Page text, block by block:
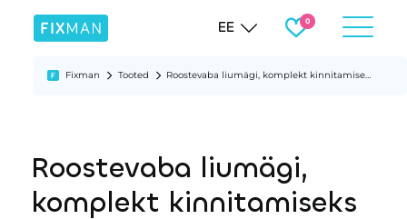
EE
Fixman Tooted Roostevaba liumägi, komplekt kinnitamiseks h 2.25 - 2.5 m x 0.5 m
Roostevaba liumägi,
komplekt kinnitamiseks